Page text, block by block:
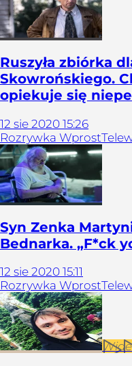
Ruszyła zbiórka
Skowrońskiego.
opiekuje się
12 sie 2020 15:26
Rozrywka Wprost
Syn Zenka
Bednarka. „F*ck
12 sie 2020 15:11
Rozrywka Wprost